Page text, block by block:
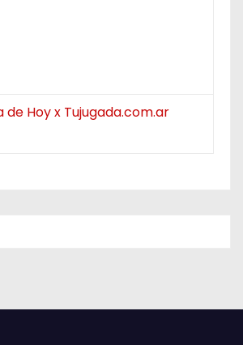
de Hoy x Tujugada.com.ar